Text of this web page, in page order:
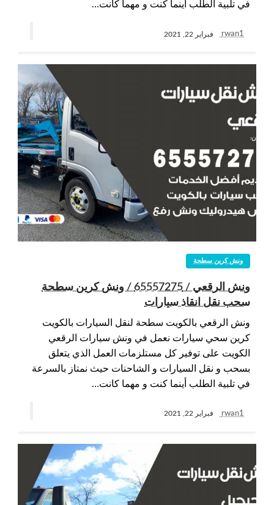
في تلبية الطلب أينما كنت و مهما كانت…
rwan1 فبراير 22, 2021
ونش كرين سطحة
ونش الرقعي / 65557275 / ونش كرين سطحة
سحب نقل انقاذ سيارات
ونش الرقعي بالكويت سطحة لنقل السيارات بالكويت
كرين سحي سيارات نعمل في ونش سيارات الرقعي
الكويت على توفير كل مستلزمات العمل الذي يتعلق
بسحب و نقل السيارات و الشاحنات حيث نمتاز بالسرعة
في تلبية الطلب أينما كنت و مهما كانت…
rwan1 فبراير 22, 2021